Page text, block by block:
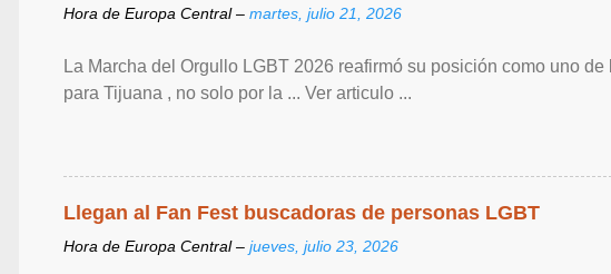
Hora de Europa Central – martes, julio 21, 2026
La Marcha del Orgullo LGBT 2026 reafirmó su posición como uno
para Tijuana , no solo por la ... Ver articulo ...
Llegan al Fan Fest buscadoras de personas LGBT
Hora de Europa Central – jueves, julio 23, 2026